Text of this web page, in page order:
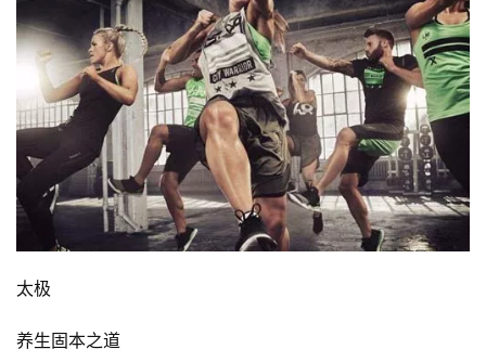
太极
养生固本之道